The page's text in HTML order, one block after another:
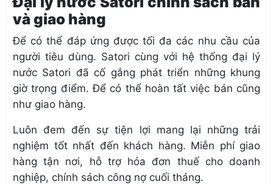
và giao hàng
Để có thể đáp ứng được tối đa các nhu cầu của
người tiêu dùng. Satori cùng với hệ thống đại lý
nước Satori đã cố gắng phát triển những khung
giờ trọng điểm. Để có thể hoàn tất việc bán cũng
như giao hàng.
Luôn đem đến sự tiện lợi mang lại những trải
nghiệm tốt nhất đến khách hàng. Miễn phí giao
hàng tận nơi, hỗ trợ hóa đơn thuế cho doanh
nghiệp, chính sách công nợ cuối tháng.